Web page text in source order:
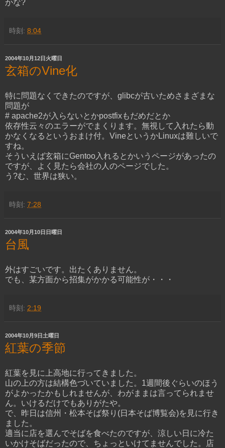
かな?
時刻: 8:04
2004年10月12日火曜日
玄箱のVine化
特に問題なくできたのですが、glibcが古いためさまざまな
問題が
# apache2が入らないとかpostfixもだめだとか
依存性云々のエラーがでまくります。無視して入れたら動
かなくなるというおまけ付。VineというかLinuxは難しいで
すね。
そういえば玄箱にGentoo入れるとかいうページがあったの
ですが、よく見たら会社の人のページでした。
う?む、世界は狭い。
時刻: 7:28
2004年10月10日日曜日
台風
外はすごいです。出たくありません。
でも、某方面から招集がかかる可能性が・・・
時刻: 2:19
2004年10月9日土曜日
紅葉の季節
紅葉を見に上高地に行ってきました。
山の上の方は結構色づいていました。1週間後ぐらいのほう
がよかったかもしれませんが、わがままは言ってられませ
ん。いけるだけでもありがたや。
で、昨日は信州・松本そば祭り(日本そば博覧会)を見に行き
ました。
適当に店を選んでそばを食べたのですが、涼しい日に冷た
いかけそばだったので、ちょっといけてませんでした。店